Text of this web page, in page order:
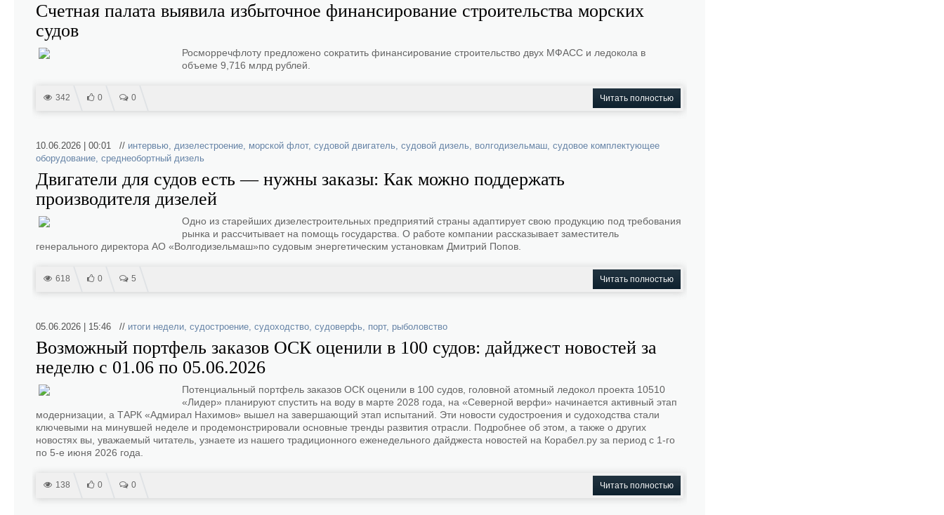
Счетная палата выявила избыточное финансирование строительства морских
судов
Росморречфлоту предложено сократить финансирование строительство двух МФАСС и ледокола в
объеме 9,716 млрд рублей.
342 0 0 Читать полностью
10.06.2026 | 00:01 // интервью, дизелестроение, морской флот, судовой двигатель, судовой дизель, волгодизельмаш, судовое комплектующее
оборудование, среднеобортный дизель
Двигатели для судов есть — нужны заказы: Как можно поддержать
производителя дизелей
Одно из старейших дизелестроительных предприятий страны адаптирует свою продукцию под требования
рынка и рассчитывает на помощь государства. О работе компании рассказывает заместитель
генерального директора АО «Волгодизельмаш»по судовым энергетическим установкам Дмитрий Попов.
618 0 5 Читать полностью
05.06.2026 | 15:46 // итоги недели, судостроение, судоходство, судоверфь, порт, рыболовство
Возможный портфель заказов ОСК оценили в 100 судов: дайджест новостей за
неделю с 01.06 по 05.06.2026
Потенциальный портфель заказов ОСК оценили в 100 судов, головной атомный ледокол проекта 10510
«Лидер» планируют спустить на воду в марте 2028 года, на «Северной верфи» начинается активный этап
модернизации, а ТАРК «Адмирал Нахимов» вышел на завершающий этап испытаний. Эти новости судостроения и судоходства стали
ключевыми на минувшей неделе и продемонстрировали основные тренды развития отрасли. Подробнее об этом, а также о других
новостях вы, уважаемый читатель, узнаете из нашего традиционного еженедельного дайджеста новостей на Корабел.ру за период с 1-го
по 5-е июня 2026 года.
138 0 0 Читать полностью